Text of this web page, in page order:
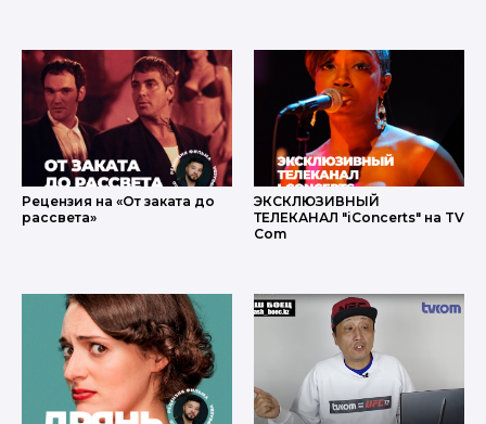
Рецензия на «От заката до
рассвета»
ЭКСКЛЮЗИВНЫЙ
ТЕЛЕКАНАЛ "iConcerts" на TV
Com